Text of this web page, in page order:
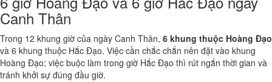
Canh Thân
Trong 12 khung giờ của ngày Canh Thân, 6 khung thuộc Hoàng Đạo
và 6 khung thuộc Hắc Đạo. Việc cần chắc chắn nên đặt vào khung
Hoàng Đạo; việc buộc làm trong giờ Hắc Đạo thì rút ngắn thời gian và
tránh khởi sự đúng đầu giờ.